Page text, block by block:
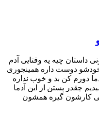
داستان چیه یه وقتایی آدم
دوست داره همینجوری
دورم کن بد و خوب نداره
چقدر پستن از این آدما
کارشون گیره همشون